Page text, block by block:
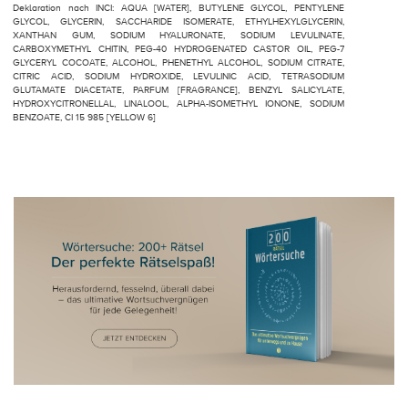
Deklaration nach INCI: AQUA [WATER], BUTYLENE GLYCOL, PENTYLENE
GLYCOL, GLYCERIN, SACCHARIDE ISOMERATE, ETHYLHEXYLGLYCERIN,
XANTHAN GUM, SODIUM HYALURONATE, SODIUM LEVULINATE,
CARBOXYMETHYL CHITIN, PEG-40 HYDROGENATED CASTOR OIL, PEG-7
GLYCERYL COCOATE, ALCOHOL, PHENETHYL ALCOHOL, SODIUM CITRATE,
CITRIC ACID, SODIUM HYDROXIDE, LEVULINIC ACID, TETRASODIUM
GLUTAMATE DIACETATE, PARFUM [FRAGRANCE], BENZYL SALICYLATE,
HYDROXYCITRONELLAL, LINALOOL, ALPHA-ISOMETHYL IONONE, SODIUM
BENZOATE, CI 15 985 [YELLOW 6]